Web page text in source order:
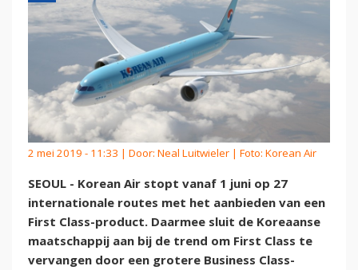
2 mei 2019 - 11:33 | Door: Neal Luitwieler | Foto: Korean Air
SEOUL - Korean Air stopt vanaf 1 juni op 27
internationale routes met het aanbieden van een
First Class-product. Daarmee sluit de Koreaanse
maatschappij aan bij de trend om First Class te
vervangen door een grotere Business Class-